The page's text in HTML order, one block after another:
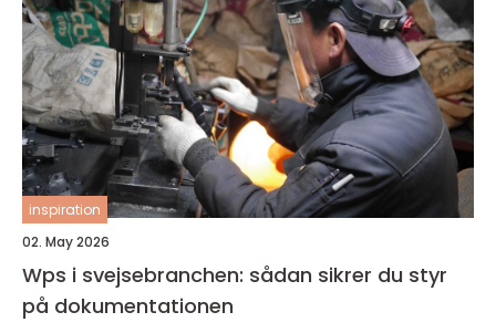
inspiration
02. May 2026
Wps i svejsebranchen: sådan sikrer du styr
på dokumentationen